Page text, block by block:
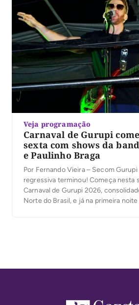
Veja programação
Carnaval de Gurupi
sexta com shows da
e Paulinho Braga
Por Fernando Vieira – Secom
regressiva terminou! Começa nesta
Carnaval de Gurupi 2026,
Norte do Brasil, e já na primeira noite